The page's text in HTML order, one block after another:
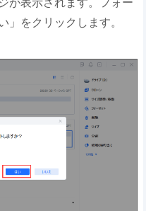
」をクリックします。